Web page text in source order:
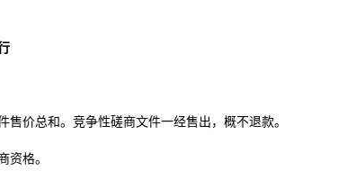
价总和。竞争性磋商文件一经售出，概不退款。
资格。